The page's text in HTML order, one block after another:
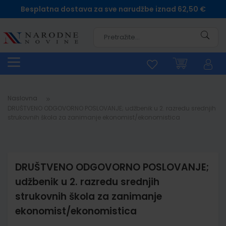
Besplatna dostava za sve narudžbe iznad 62,50 €
Naslovna
DRUŠTVENO ODGOVORNO POSLOVANJE;
udžbenik u 2. razredu srednjih
strukovnih škola za zanimanje
ekonomist/ekonomistica